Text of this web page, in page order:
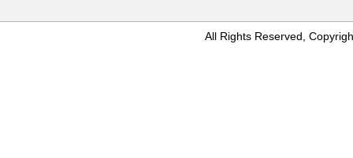
All Rights Reserved,